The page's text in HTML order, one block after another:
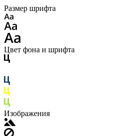
Размер шрифта
Цвет фона и шрифта
Изображения